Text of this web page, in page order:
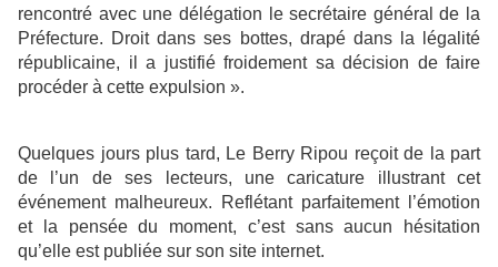
rencontré avec une délégation le secrétaire général de la
Préfecture. Droit dans ses bottes, drapé dans la légalité
républicaine, il a justifié froidement sa décision de faire
procéder à cette expulsion ».
Quelques jours plus tard, Le Berry Ripou reçoit de la part
de l’un de ses lecteurs, une caricature illustrant cet
événement malheureux. Reflétant parfaitement l’émotion
et la pensée du moment, c’est sans aucun hésitation
qu’elle est publiée sur son site internet.